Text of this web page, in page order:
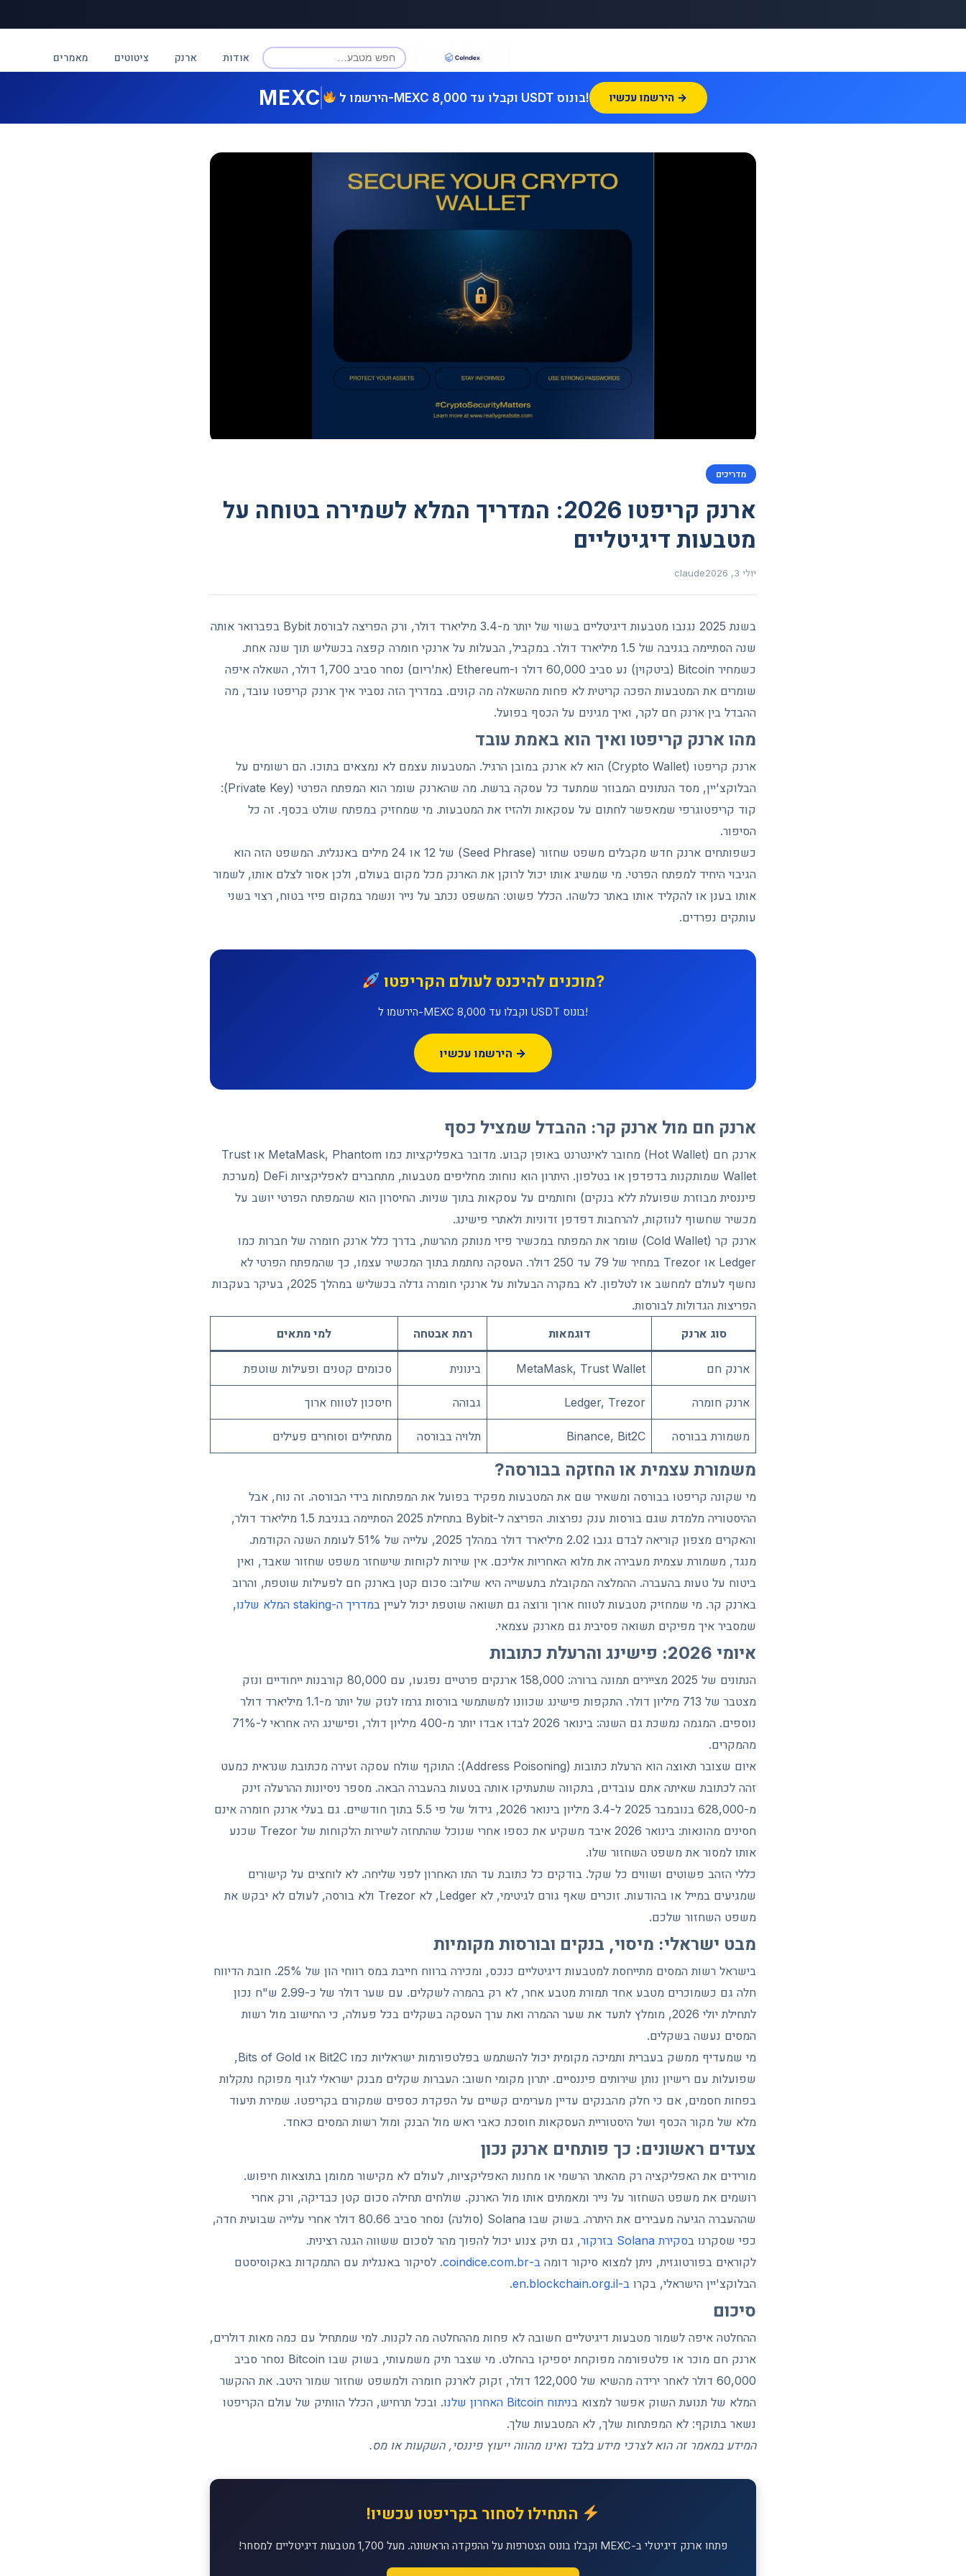
אודות ארנק ציטוטים מאמרים
MEXC הירשמו ל-MEXC וקבלו עד 8,000 USDT בונוס! הירשמו עכשיו →
מדריכים
ארנק קריפטו 2026: המדריך המלא לשמירה בטוחה על
מטבעות דיגיטליים
יולי 3, 2026 claude
בשנת 2025 נגנבו מטבעות דיגיטליים בשווי של יותר מ-3.4 מיליארד דולר, ורק הפריצה לבורסת Bybit בפברואר אותה
שנה הסתיימה בגניבה של 1.5 מיליארד דולר. במקביל, הבעלות על ארנקי חומרה קפצה בכשליש תוך שנה אחת.
כשמחיר Bitcoin (ביטקוין) נע סביב 60,000 דולר ו-Ethereum (את'ריום) נסחר סביב 1,700 דולר, השאלה איפה
שומרים את המטבעות הפכה קריטית לא פחות מהשאלה מה קונים. במדריך הזה נסביר איך ארנק קריפטו עובד, מה
ההבדל בין ארנק חם לקר, ואיך מגינים על הכסף בפועל.
מהו ארנק קריפטו ואיך הוא באמת עובד
ארנק קריפטו (Crypto Wallet) הוא לא ארנק במובן הרגיל. המטבעות עצמם לא נמצאים בתוכו. הם רשומים על
הבלוקצ'יין, מסד הנתונים המבוזר שמתעד כל עסקה ברשת. מה שהארנק שומר הוא המפתח הפרטי (Private Key):
קוד קריפטוגרפי שמאפשר לחתום על עסקאות ולהזיז את המטבעות. מי שמחזיק במפתח שולט בכסף. זה כל
הסיפור.
כשפותחים ארנק חדש מקבלים משפט שחזור (Seed Phrase) של 12 או 24 מילים באנגלית. המשפט הזה הוא
הגיבוי היחיד למפתח הפרטי. מי שמשיג אותו יכול לרוקן את הארנק מכל מקום בעולם, ולכן אסור לצלם אותו, לשמור
אותו בענן או להקליד אותו באתר כלשהו. הכלל פשוט: המשפט נכתב על נייר ונשמר במקום פיזי בטוח, רצוי בשני
עותקים נפרדים.
מוכנים להיכנס לעולם הקריפטו?
הירשמו ל-MEXC וקבלו עד 8,000 USDT בונוס!
הירשמו עכשיו →
ארנק חם מול ארנק קר: ההבדל שמציל כסף
ארנק חם (Hot Wallet) מחובר לאינטרנט באופן קבוע. מדובר באפליקציות כמו MetaMask, Phantom או Trust
Wallet שמותקנות בדפדפן או בטלפון. היתרון הוא נוחות: מחליפים מטבעות, מתחברים לאפליקציות DeFi (מערכת
פיננסית מבוזרת שפועלת ללא בנקים) וחותמים על עסקאות בתוך שניות. החיסרון הוא שהמפתח הפרטי יושב על
מכשיר שחשוף לנוזקות, להרחבות דפדפן זדוניות ולאתרי פישינג.
ארנק קר (Cold Wallet) שומר את המפתח במכשיר פיזי מנותק מהרשת, בדרך כלל ארנק חומרה של חברות כמו
Ledger או Trezor במחיר של 79 עד 250 דולר. העסקה נחתמת בתוך המכשיר עצמו, כך שהמפתח הפרטי לא
נחשף לעולם למחשב או לטלפון. לא במקרה הבעלות על ארנקי חומרה גדלה בכשליש במהלך 2025, בעיקר בעקבות
הפריצות הגדולות לבורסות.
סוג ארנק
דוגמאות רמת אבטחה למי מתאים
ארנק חם MetaMask, Trust Wallet בינונית סכומים קטנים ופעילות שוטפת
ארנק חומרה Ledger, Trezor גבוהה חיסכון לטווח ארוך
משמורת בבורסה Binance, Bit2C תלויה בבורסה מתחילים וסוחרים פעילים
משמורת עצמית או החזקה בבורסה?
מי שקונה קריפטו בבורסה ומשאיר שם את המטבעות מפקיד בפועל את המפתחות בידי הבורסה. זה נוח, אבל
ההיסטוריה מלמדת שגם בורסות ענק נפרצות. הפריצה ל-Bybit בתחילת 2025 הסתיימה בגניבת 1.5 מיליארד דולר,
והאקרים מצפון קוריאה לבדם גנבו 2.02 מיליארד דולר במהלך 2025, עלייה של 51% לעומת השנה הקודמת.
מנגד, משמורת עצמית מעבירה את מלוא האחריות אליכם. אין שירות לקוחות שישחזר משפט שחזור שאבד, ואין
ביטוח על טעות בהעברה. ההמלצה המקובלת בתעשייה היא שילוב: סכום קטן בארנק חם לפעילות שוטפת, והרוב
בארנק קר. מי שמחזיק מטבעות לטווח ארוך ורוצה גם תשואה שוטפת יכול לעיין במדריך ה-staking המלא שלנו
,
שמסביר איך מפיקים תשואה פסיבית גם מארנק עצמאי.
איומי 2026: פישינג והרעלת כתובות
הנתונים של 2025 מציירים תמונה ברורה: 158,000 ארנקים פרטיים נפגעו, עם 80,000 קורבנות ייחודיים ונזק
מצטבר של 713 מיליון דולר. התקפות פישינג שכוונו למשתמשי בורסות גרמו לנזק של יותר מ-1.1 מיליארד דולר
נוספים. המגמה נמשכת גם השנה: בינואר 2026 לבדו אבדו יותר מ-400 מיליון דולר, ופישינג היה אחראי ל-71%
מהמקרים.
איום שצובר תאוצה הוא הרעלת כתובות (Address Poisoning): התוקף שולח עסקה זעירה מכתובת שנראית כמעט
זהה לכתובת שאיתה אתם עובדים, בתקווה שתעתיקו אותה בטעות בהעברה הבאה. מספר ניסיונות ההרעלה זינק
מ-628,000 בנובמבר 2025 ל-3.4 מיליון בינואר 2026, גידול של פי 5.5 בתוך חודשיים. גם בעלי ארנק חומרה אינם
חסינים מהונאות: בינואר 2026 איבד משקיע את כספו אחרי שנוכל שהתחזה לשירות הלקוחות של Trezor שכנע
אותו למסור את משפט השחזור שלו.
כללי הזהב פשוטים ושווים כל שקל. בודקים כל כתובת עד התו האחרון לפני שליחה. לא לוחצים על קישורים
שמגיעים במייל או בהודעות. זוכרים שאף גורם לגיטימי, לא Ledger, לא Trezor ולא בורסה, לעולם לא יבקש את
משפט השחזור שלכם.
מבט ישראלי: מיסוי, בנקים ובורסות מקומיות
בישראל רשות המסים מתייחסת למטבעות דיגיטליים כנכס, ומכירה ברווח חייבת במס רווחי הון של 25%. חובת הדיווח
חלה גם כשמוכרים מטבע אחד תמורת מטבע אחר, לא רק בהמרה לשקלים. עם שער דולר של כ-2.99 ש"ח נכון
לתחילת יולי 2026, מומלץ לתעד את שער ההמרה ואת ערך העסקה בשקלים בכל פעולה, כי החישוב מול רשות
המסים נעשה בשקלים.
מי שמעדיף ממשק בעברית ותמיכה מקומית יכול להשתמש בפלטפורמות ישראליות כמו Bit2C או Bits of Gold,
שפועלות עם רישיון נותן שירותים פיננסיים. יתרון מקומי חשוב: העברות שקלים מבנק ישראלי לגוף מפוקח נתקלות
בפחות חסמים, אם כי חלק מהבנקים עדיין מערימים קשיים על הפקדת כספים שמקורם בקריפטו. שמירת תיעוד
מלא של מקור הכסף ושל היסטוריית העסקאות חוסכת כאבי ראש מול הבנק ומול רשות המסים כאחד.
צעדים ראשונים: כך פותחים ארנק נכון
מורידים את האפליקציה רק מהאתר הרשמי או מחנות האפליקציות, לעולם לא מקישור ממומן בתוצאות חיפוש.
רושמים את משפט השחזור על נייר ומאמתים אותו מול הארנק. שולחים תחילה סכום קטן כבדיקה, ורק אחרי
שההעברה הגיעה מעבירים את היתרה. בשוק שבו Solana (סולנה) נסחר סביב 80.66 דולר אחרי עלייה שבועית חדה,
כפי שסקרנו בסקירת Solana בזרקור
, גם תיק צנוע יכול להפוך מהר לסכום ששווה הגנה רצינית.
לקוראים בפורטוגזית, ניתן למצוא סיקור דומה ב-coindice.com.br
. לסיקור באנגלית עם התמקדות באקוסיסטם
הבלוקצ'יין הישראלי, בקרו ב-en.blockchain.org.il .
סיכום
ההחלטה איפה לשמור מטבעות דיגיטליים חשובה לא פחות מההחלטה מה לקנות. למי שמתחיל עם כמה מאות דולרים,
ארנק חם מוכר או פלטפורמה מפוקחת יספיקו בהחלט. מי שצבר תיק משמעותי, בשוק שבו Bitcoin נסחר סביב
60,000 דולר לאחר ירידה מהשיא של 122,000 דולר, זקוק לארנק חומרה ולמשפט שחזור שמור היטב. את ההקשר
המלא של תנועת השוק אפשר למצוא בניתוח Bitcoin האחרון שלנו
. ובכל תרחיש, הכלל הוותיק של עולם הקריפטו
נשאר בתוקף: לא המפתחות שלך, לא המטבעות שלך.
המידע במאמר זה הוא לצרכי מידע בלבד ואינו מהווה ייעוץ פיננסי, השקעות או מס.
התחילו לסחור בקריפטו עכשיו!
פתחו ארנק דיגיטלי ב-MEXC וקבלו בונוס הצטרפות על ההפקדה הראשונה. מעל 1,700 מטבעות דיגיטליים למסחר!